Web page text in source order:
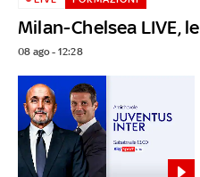
Milan-Chelsea LIVE,
08 ago - 12:28